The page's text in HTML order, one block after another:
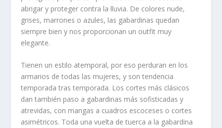
abrigar y proteger contra la lluvia. De colores nude,
grises, marrones o azules, las gabardinas quedan
siempre bien y nos proporcionan un outfit muy
elegante.
Tienen un estilo atemporal, por eso perduran en los
armarios de todas las mujeres, y son tendencia
temporada tras temporada. Los cortes más clásicos
dan también paso a gabardinas más sofisticadas y
atrevidas, con mangas a cuadros escoceses o cortes
asimétricos. Toda una vuelta de tuerca a la gabardina